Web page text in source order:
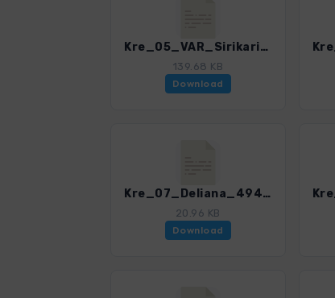
Kre_05_VAR_Sirikari_4947_3.gpx
139.68 KB
Download
Kre_07_Deliana_4947_3.gpx
20.96 KB
Download